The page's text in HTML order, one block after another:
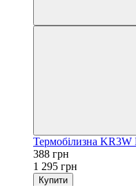
Термобілизна
388 грн
1 295 грн
Купити